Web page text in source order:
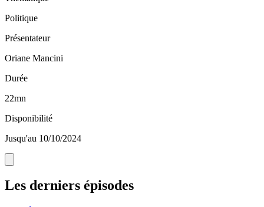
Politique
Présentateur
Oriane Mancini
Durée
22mn
Disponibilité
Jusqu'au 10/10/2024
Les derniers épisodes